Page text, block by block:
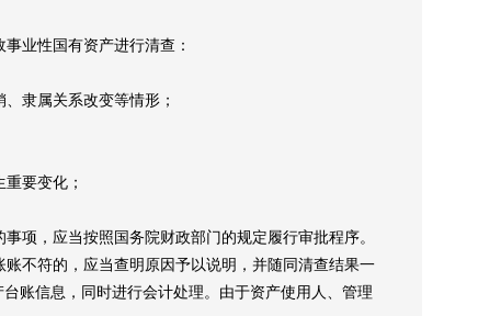
业性国有资产进行清查：
隶属关系改变等情形；
要变化；
项，应当按照国务院财政部门的规定履行审批程序。
不符的，应当查明原因予以说明，并随同清查结果一
账信息，同时进行会计处理。由于资产使用人、管理